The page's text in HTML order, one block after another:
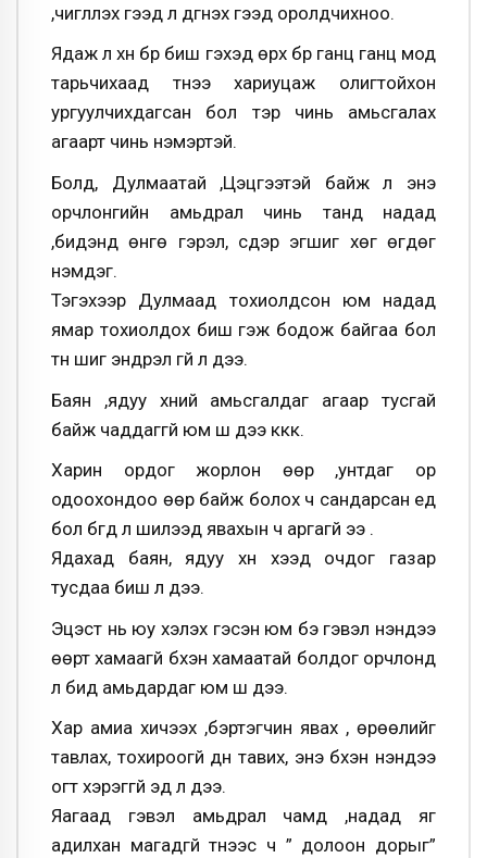
,чиглүүлэх гээд л дүгнэх гээд оролдчихноо.
Ядаж л хүн бүр биш гэхэд өрх бүр ганц ганц мод
тарьчихаад түүнээ хариуцаж олигтойхон
ургуулчихдагсан бол тэр чинь амьсгалах
агаарт чинь нэмэртэй.
Болд, Дулмаатай ,Цэцгээтэй байж л энэ
орчлонгийн амьдрал чинь танд надад
,бидэнд өнгө гэрэл, сүүдэр эгшиг хөг өгдөг
нэмдэг.
Тэгэхээр Дулмаад тохиолдсон юм надад
ямар тохиолдох биш гэж бодож байгаа бол
түүн шиг эндүүрэл үгүй л дээ.
Баян ,ядуу хүний амьсгалдаг агаар тусгай
байж чаддаггүй юм шүү дээ ккк.
Харин ордог жорлон өөр ,унтдаг ор
одоохондоо өөр байж болох ч сандарсан үед
бол бүгд л шилээд явахын ч аргагүй ээ .
Ядахад баян, ядуу хүн үхээд очдог газар
тусдаа биш л дээ.
Эцэст нь юу хэлэх гэсэн юм бэ гэвэл үнэндээ
өөрт хамаагүй бүхэн хамаатай болдог орчлонд
л бид амьдардаг юм шүү дээ.
Хар амиа хичээх ,бэртэгчин явах , өрөөлийг
тавлах, тохироогүй дүн тавих, энэ бүхэн үнэндээ
огт хэрэггүй эд л дээ.
Яагаад гэвэл амьдрал чамд ,надад яг
адилхан магадгүй түүнээс ч ” долоон дорыг”